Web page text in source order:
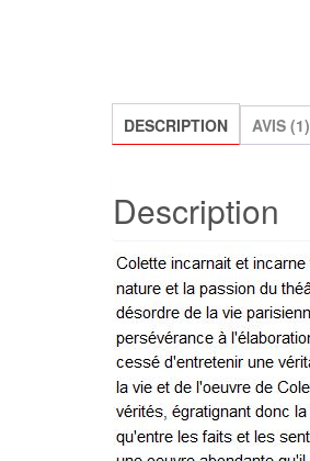
DESCRIPTION AVIS (1)
Description